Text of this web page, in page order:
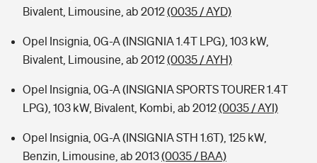
Bivalent, Limousine, ab 2012(0035 / AYD)
Opel Insignia, 0G-A (INSIGNIA 1.4T LPG), 103 kW,
Bivalent, Limousine, ab 2012(0035 / AYH)
Opel Insignia, 0G-A (INSIGNIA SPORTS TOURER 1.4T
LPG), 103 kW, Bivalent, Kombi, ab 2012(0035 / AYI)
Opel Insignia, 0G-A (INSIGNIA STH 1.6T), 125 kW,
Benzin, Limousine, ab 2013(0035 / BAA)